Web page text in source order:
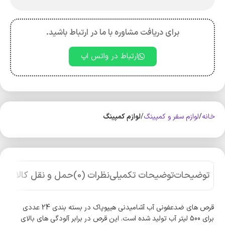
برای دریافت مشاوره با ما در ارتباط باشید.
ارتباط در واتس اپ
خانه لوازم سفر و کمپینگ لوازم کمپینگ
توضیحاتتوضیحات تکمیلینظرات (0) حمل و نقل کالا
قرص ‌های ضدعفونی آب آشامیدنی هیپوپاک در بسته بندی 24 عددی
برای 500 لیتر آب تولید شده است. این قرص در برابر آلودگی های بالای